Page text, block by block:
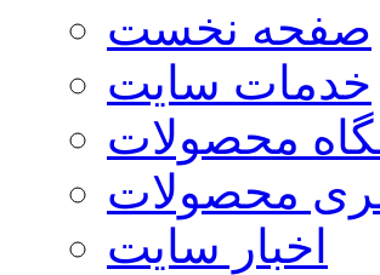
صفحه نخست
خدمات سایت
محصولات
محصولات
اخبار سایت